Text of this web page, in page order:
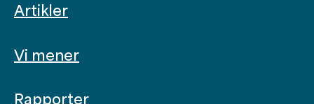
Artikler
Vi mener
Rapporter